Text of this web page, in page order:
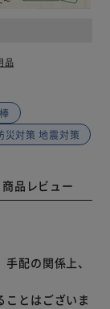
品
災対策 地震対策
商品レビュー
配の関係上、
とはございま